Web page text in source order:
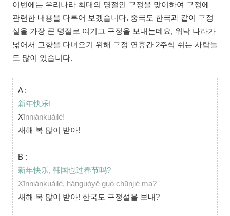
이번에는 우리나라 최대의 명절인 구정을 맞이하여 구정에
관련한 내용을 다루어 보겠습니다. 중국도 한국과 같이 구정
설을 가장 큰 명절로 여기고 구정을 보내는데요, 워낙 나라가
넓어서 고향을 다녀오기 위해 구정 연휴간 2주씩 쉬는 사람들
도 많이 있습니다.
A :
新年快乐!
Xīnniánkuàilè!
새해 복 많이 받아!
B :
新年快乐, 韩国也过春节吗?
Xīnniánkuàilè, hánguóyě guò chūnjié ma?
새해 복 많이 받아! 한국도 구정설을 보내?